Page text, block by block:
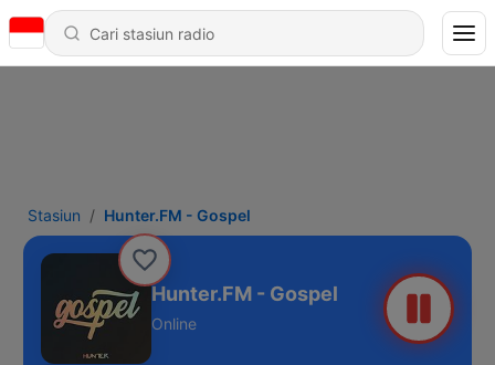
Stasiun Hunter.FM - Gospel
Hunter.FM - Gospel
Online